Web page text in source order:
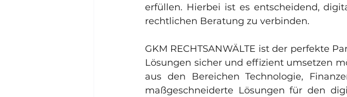
erfüllen. Hierbei ist es entscheidend,
rechtlichen Beratung zu verbinden.
GKM RECHTSANWÄLTE ist der perfekte
Lösungen sicher und effizient umsetzen
aus den Bereichen Technologie,